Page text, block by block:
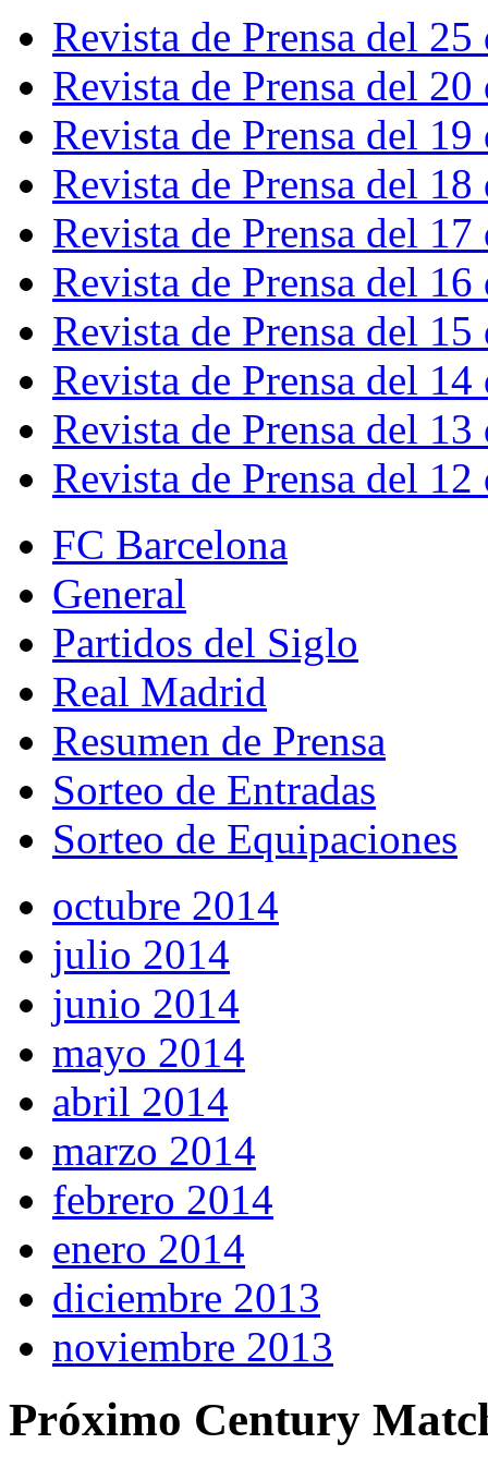
Revista de Prensa del
Revista de Prensa del
Revista de Prensa del
Revista de Prensa del
Revista de Prensa del
Revista de Prensa del
Revista de Prensa del
Revista de Prensa del
Revista de Prensa del
Revista de Prensa del
FC Barcelona
General
Partidos del Siglo
Real Madrid
Resumen de Prensa
Sorteo de Entradas
Sorteo de Equipaciones
octubre 2014
julio 2014
junio 2014
mayo 2014
abril 2014
marzo 2014
febrero 2014
enero 2014
diciembre 2013
noviembre 2013
Próximo Century